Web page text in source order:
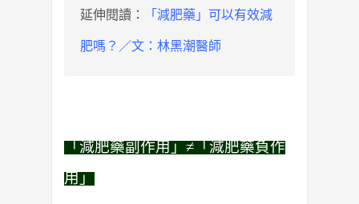
延伸閱讀： 「減肥藥」可以有效減
肥嗎？／文：林黑潮醫師
「減肥藥副作用」≠「減肥藥負作
用」